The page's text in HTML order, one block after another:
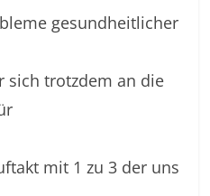
gesundheitlicher
sich trotzdem an die
mit 1 zu 3 der uns